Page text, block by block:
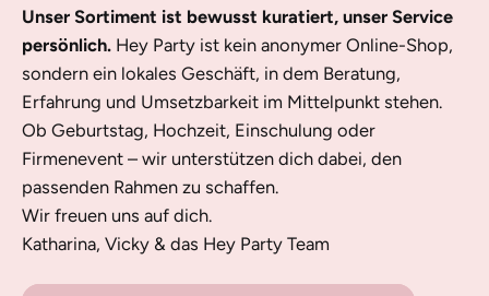
Unser Sortiment ist bewusst kuratiert, unser Service
persönlich. Hey Party ist kein anonymer Online-Shop,
sondern ein lokales Geschäft, in dem Beratung,
Erfahrung und Umsetzbarkeit im Mittelpunkt stehen.
Ob Geburtstag, Hochzeit, Einschulung oder
Firmenevent – wir unterstützen dich dabei, den
passenden Rahmen zu schaffen.
Wir freuen uns auf dich.
Katharina, Vicky & das Hey Party Team